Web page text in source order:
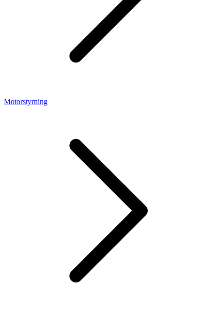
Motorstyrning